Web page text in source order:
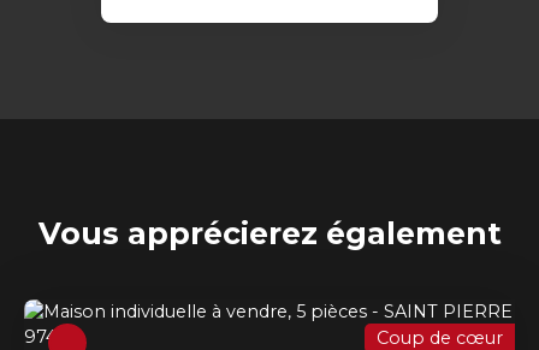
Vous apprécierez également
Coup de cœur